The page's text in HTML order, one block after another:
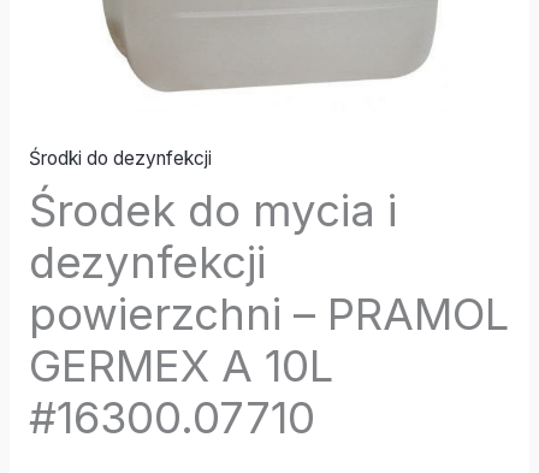
Środki do dezynfekcji
Środek do mycia i
dezynfekcji
powierzchni – PRAMOL
GERMEX A 10L
#16300.07710
#16300.07710